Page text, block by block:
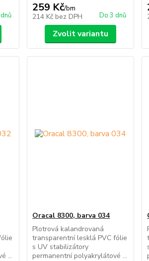
259 Kč/bm
214 Kč bez DPH Do 3 dnů
Zvolit variantu
...
Oracal 8300, barva 034
Plotrová kalandrovaná
transparentní lesklá PVC fólie
s UV stabilizátory
permanentní polyakrylátové ...